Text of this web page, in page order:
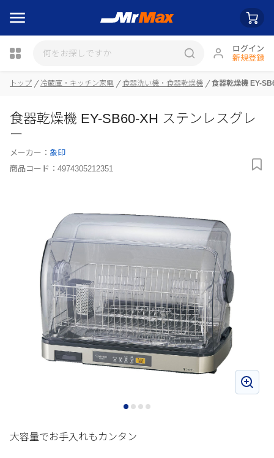
ログイン
新規登録
トップ 冷蔵庫・キッチン家電 食器洗い機・食器乾燥機 食器乾燥機 EY-
食器乾燥機 EY-SB60-XH ステンレスグレ
ー
メーカー： 象印
商品コード： 4974305212351
大容量でお手入れもカンタン